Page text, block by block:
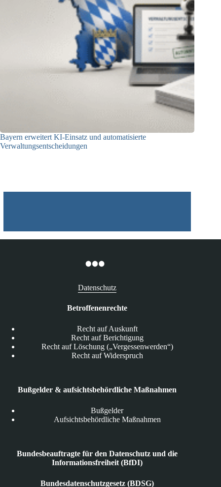
Bayern erweitert KI-Einsatz und automatisierte
Verwaltungsentscheidungen
Datenschutz
Betroffenenrechte
Recht auf Auskunft
Recht auf Berichtigung
Recht auf Löschung („Vergessenwerden“)
Recht auf Widerspruch
Bußgelder & aufsichtsbehördliche Maßnahmen
Bußgelder
Aufsichtsbehördliche Maßnahmen
Bundesbeauftragte für den Datenschutz und die
Informationsfreiheit (BfDI)
Bundesdatenschutzgesetz (BDSG)